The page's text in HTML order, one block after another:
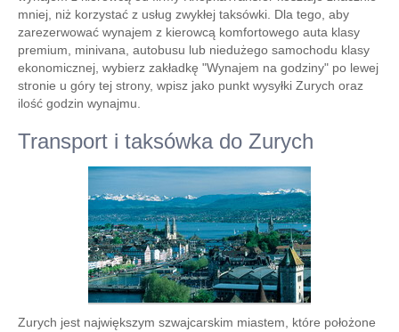
mniej, niż korzystać z usług zwykłej taksówki. Dla tego, aby
zarezerwować wynajem z kierowcą komfortowego auta klasy
premium, minivana, autobusu lub niedużego samochodu klasy
ekonomicznej, wybierz zakładkę "Wynajem na godziny" po lewej
stronie u góry tej strony, wpisz jako punkt wysyłki Zurych oraz
ilość godzin wynajmu.
Transport i taksówka do Zurych
Zurych jest największym szwajcarskim miastem, które położone